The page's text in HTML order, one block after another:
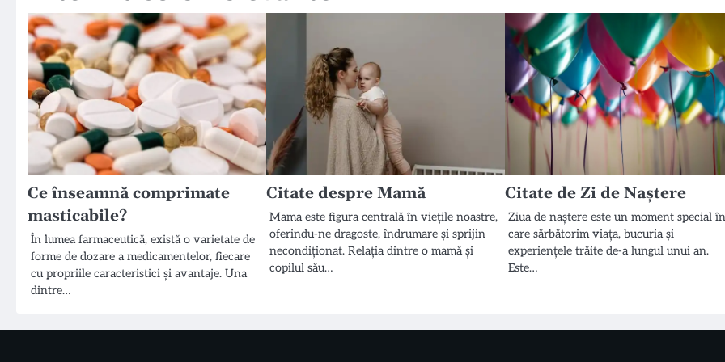
Ce înseamnă comprimate
masticabile?
În lumea farmaceutică, există o varietate de
forme de dozare a medicamentelor, fiecare
cu propriile caracteristici și avantaje. Una
dintre…
Citate despre Mamă
Mama este figura centrală în viețile noastre,
oferindu-ne dragoste, îndrumare și sprijin
necondiționat. Relația dintre o mamă și
copilul său…
Citate de Zi de Naștere
Ziua de naștere este un moment special în
care sărbătorim viața, bucuria și
experiențele trăite de-a lungul unui an.
Este…